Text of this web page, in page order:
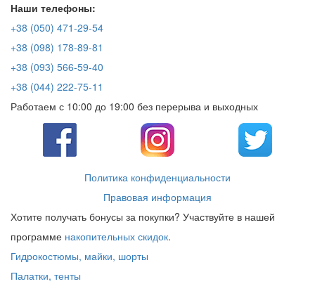
Наши телефоны:
+38 (050) 471-29-54
+38 (098) 178-89-81
+38 (093) 566-59-40
+38 (044) 222-75-11
Работаем с 10:00 до 19:00 без перерыва и выходных
Политика конфиденциальности
Правовая информация
Хотите получать бонусы за покупки? Участвуйте в нашей
программе накопительных скидок.
Гидрокостюмы, майки, шорты
Палатки, тенты